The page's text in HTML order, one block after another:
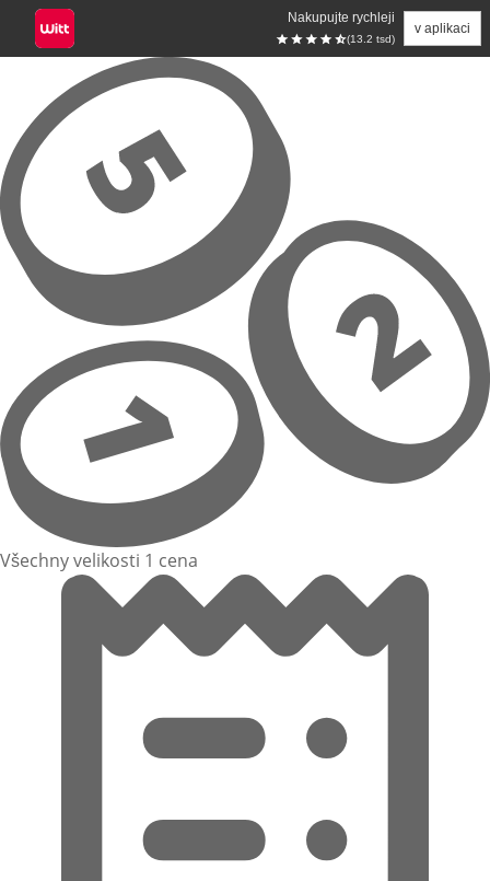
Nakupujte rychleji
(13.2 tsd)
v aplikaci
Přeskočit na hlavní obsah
Všechny velikosti 1 cena